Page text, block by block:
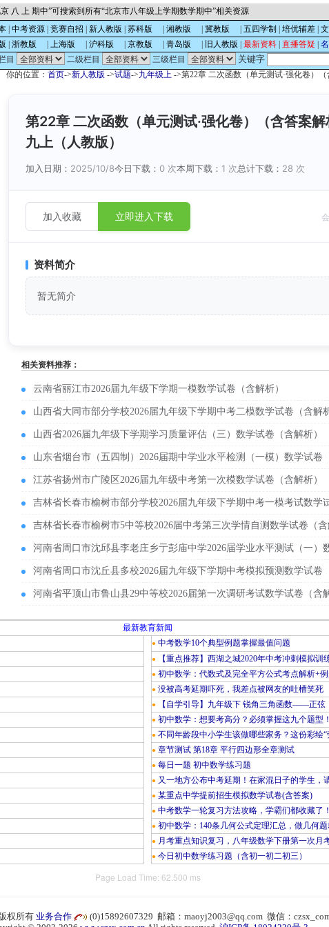
八 上 期中”可搜索到所有“北京市八年级上学期数学期中”相关资源
中考资源 竞赛自招 新人教版 苏科版 湘教版 冀教版 五四学制 培优辅差
浙教版 上海版 沪科版 京教版 青岛版 旧人教版 最新资料 直播答疑
目 二级栏目 三级栏目 关键字
你的位置： 首页->新人教版 ->试题->九年级上 ->第22章 二次函数（单元测试·强化卷）
第22章 二次函数（单元测试·强化卷）（含答案
九上（人教版）
加入日期： 2025/10/8今日下载： 0 次本周下载： 1 次总计下载： 28 次
加入收藏 立即进入下载
资料简介
暂无简介
相关资料推荐：
云南省丽江市2026届九年级下学期一模数学试卷（含解析）
山西省大同市部分学校2026届九年级下学期中考二模数学试卷（含解
山西省2026届九年级下学期学习质量评估（三）数学试卷（含解析）
山东省烟台市（五四制）2026届期中学业水平检测（一模）数学试卷
江苏省扬州市广陵区2026届九年级中考第一次模数学试卷（含解析）
吉林省长春市榆树市部分学校2026届九年级下学期中考一模考试数学
吉林省长春市榆树市5中等校2026届中考第三次学情自测数学试卷（含
河南省周口市沈邱县李老庄乡亍彭庙中学2026届学业水平测试（一）
河南省周口市沈丘县多校2026届九年级下学期中考模拟预测数学试卷
河南省平顶山市鲁山县29中等校2026届第一次调研考试数学试卷（含
最新教育新闻
● 中考数学10个典型例题掌握最值问题
● 【重点推荐】西湖之城2020年中考冲刺模拟训
● 初中数学：代数式及完全平方公式考点解析+例
● 没被高考延期吓死，我差点被网友的吐槽笑死
● 【自学引导】九年级下 锐角三角函数——正弦
● 初中数学：想要考高分？必须掌握这九个题型！
● 不同年龄段中小学生该做哪些家务？这份彩绘“
● 章节测试 第18章 平行四边形全章测试
● 每日一题 初中数学练习题
● 又一地方公布中考延期！在家混日子的学生，
● 某重点中学提前招生模拟数学试卷(含答案)
● 中考数学一轮复习方法攻略，学霸们都收藏了！
● 初中数学：140条几何公式定理汇总，做几何题
● 月考重点知识复习，八年级数学下册第一次月
● 今日初中数学练习题（含初一初二初三）
Page Load Time: 62.500 ms
权所有 业务合作
(0)15892607329 邮箱：maoyj2003@qq.com 微信：